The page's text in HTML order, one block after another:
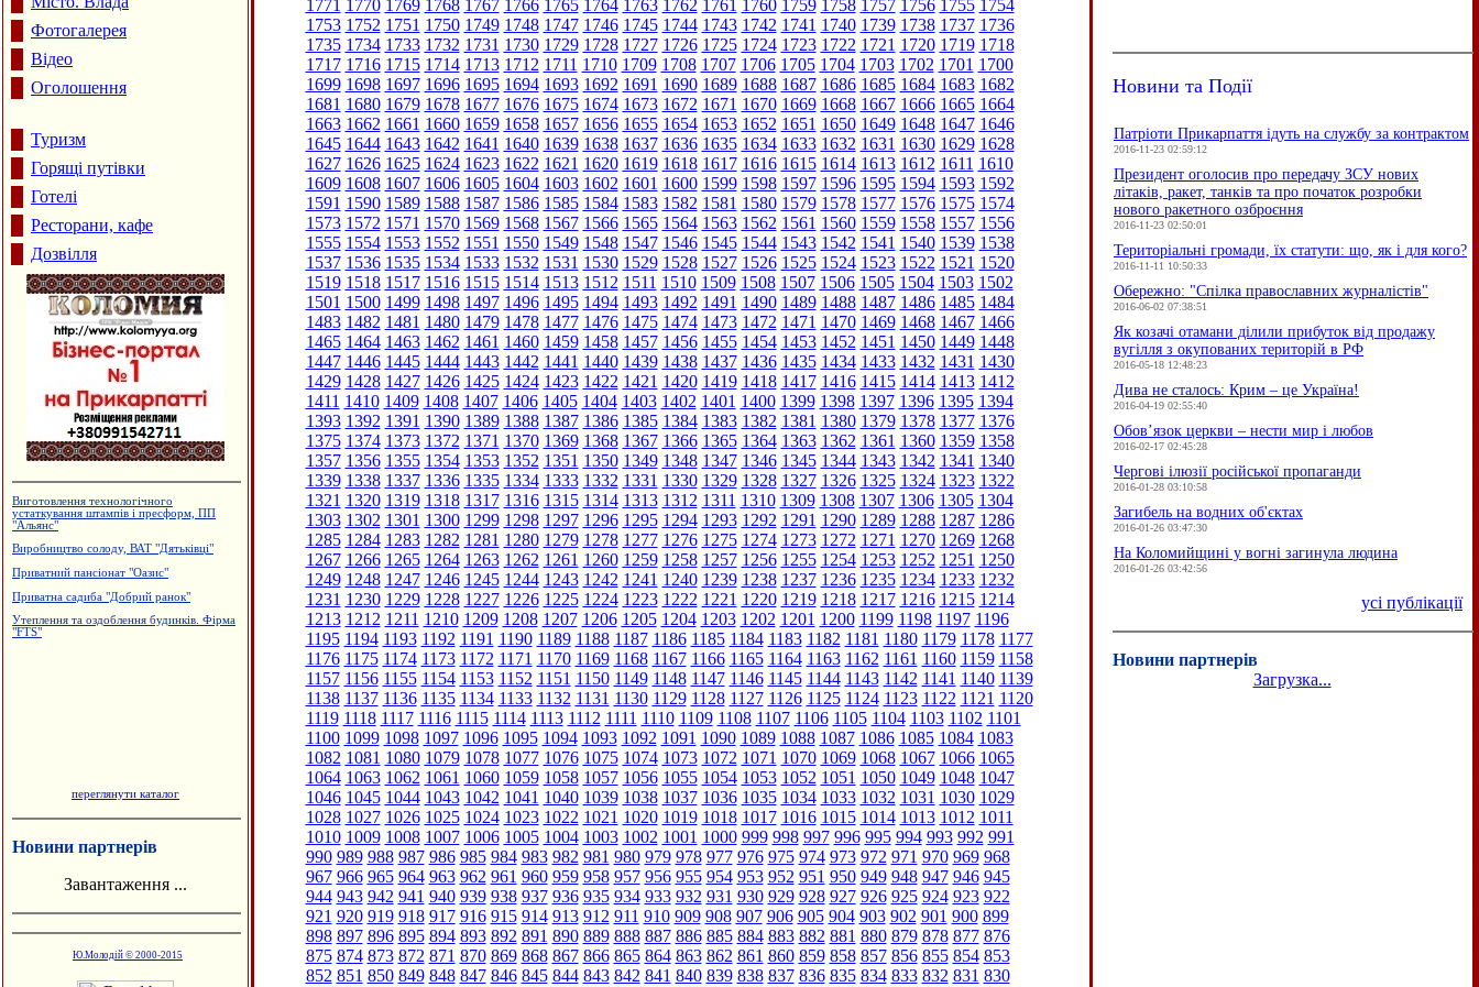
Фотогалерея
Відео
Оголошення
Туризм
Горящі путівки
Готелі
Ресторани, кафе
Дозвілля
Виготовлення технологічного
устаткування штампів і пресформ, ПП
"Альянс"
Виробництво солоду, ВАТ "Дятьківці"
Приватний пансіонат "Оазис"
Приватна садиба "Добрий ранок"
Утеплення та оздоблення будинків. Фірма
"FTS"
переглянути каталог
Новини партнерів
Завантаження ...
Ю.Молодій © 2000-2015
1771 1770 1769 1768 1767 1766 1765 1764 1763 1762 1761 1760 1759 1758 1757 1756 1755 1754
1753 1752 1751 1750 1749 1748 1747 1746 1745 1744 1743 1742 1741 1740 1739 1738 1737 1736
1735 1734 1733 1732 1731 1730 1729 1728 1727 1726 1725 1724 1723 1722 1721 1720 1719 1718
1717 1716 1715 1714 1713 1712 1711 1710 1709 1708 1707 1706 1705 1704 1703 1702 1701 1700
1699 1698 1697 1696 1695 1694 1693 1692 1691 1690 1689 1688 1687 1686 1685 1684 1683 1682
1681 1680 1679 1678 1677 1676 1675 1674 1673 1672 1671 1670 1669 1668 1667 1666 1665 1664
1663 1662 1661 1660 1659 1658 1657 1656 1655 1654 1653 1652 1651 1650 1649 1648 1647 1646
1645 1644 1643 1642 1641 1640 1639 1638 1637 1636 1635 1634 1633 1632 1631 1630 1629 1628
1627 1626 1625 1624 1623 1622 1621 1620 1619 1618 1617 1616 1615 1614 1613 1612 1611 1610
1609 1608 1607 1606 1605 1604 1603 1602 1601 1600 1599 1598 1597 1596 1595 1594 1593 1592
1591 1590 1589 1588 1587 1586 1585 1584 1583 1582 1581 1580 1579 1578 1577 1576 1575 1574
1573 1572 1571 1570 1569 1568 1567 1566 1565 1564 1563 1562 1561 1560 1559 1558 1557 1556
1555 1554 1553 1552 1551 1550 1549 1548 1547 1546 1545 1544 1543 1542 1541 1540 1539 1538
1537 1536 1535 1534 1533 1532 1531 1530 1529 1528 1527 1526 1525 1524 1523 1522 1521 1520
1519 1518 1517 1516 1515 1514 1513 1512 1511 1510 1509 1508 1507 1506 1505 1504 1503 1502
1501 1500 1499 1498 1497 1496 1495 1494 1493 1492 1491 1490 1489 1488 1487 1486 1485 1484
1483 1482 1481 1480 1479 1478 1477 1476 1475 1474 1473 1472 1471 1470 1469 1468 1467 1466
1465 1464 1463 1462 1461 1460 1459 1458 1457 1456 1455 1454 1453 1452 1451 1450 1449 1448
1447 1446 1445 1444 1443 1442 1441 1440 1439 1438 1437 1436 1435 1434 1433 1432 1431 1430
1429 1428 1427 1426 1425 1424 1423 1422 1421 1420 1419 1418 1417 1416 1415 1414 1413 1412
1411 1410 1409 1408 1407 1406 1405 1404 1403 1402 1401 1400 1399 1398 1397 1396 1395 1394
1393 1392 1391 1390 1389 1388 1387 1386 1385 1384 1383 1382 1381 1380 1379 1378 1377 1376
1375 1374 1373 1372 1371 1370 1369 1368 1367 1366 1365 1364 1363 1362 1361 1360 1359 1358
1357 1356 1355 1354 1353 1352 1351 1350 1349 1348 1347 1346 1345 1344 1343 1342 1341 1340
1339 1338 1337 1336 1335 1334 1333 1332 1331 1330 1329 1328 1327 1326 1325 1324 1323 1322
1321 1320 1319 1318 1317 1316 1315 1314 1313 1312 1311 1310 1309 1308 1307 1306 1305 1304
1303 1302 1301 1300 1299 1298 1297 1296 1295 1294 1293 1292 1291 1290 1289 1288 1287 1286
1285 1284 1283 1282 1281 1280 1279 1278 1277 1276 1275 1274 1273 1272 1271 1270 1269 1268
1267 1266 1265 1264 1263 1262 1261 1260 1259 1258 1257 1256 1255 1254 1253 1252 1251 1250
1249 1248 1247 1246 1245 1244 1243 1242 1241 1240 1239 1238 1237 1236 1235 1234 1233 1232
1231 1230 1229 1228 1227 1226 1225 1224 1223 1222 1221 1220 1219 1218 1217 1216 1215 1214
1213 1212 1211 1210 1209 1208 1207 1206 1205 1204 1203 1202 1201 1200 1199 1198 1197 1196
1195 1194 1193 1192 1191 1190 1189 1188 1187 1186 1185 1184 1183 1182 1181 1180 1179 1178 1177
1176 1175 1174 1173 1172 1171 1170 1169 1168 1167 1166 1165 1164 1163 1162 1161 1160 1159 1158
1157 1156 1155 1154 1153 1152 1151 1150 1149 1148 1147 1146 1145 1144 1143 1142 1141 1140 1139
1138 1137 1136 1135 1134 1133 1132 1131 1130 1129 1128 1127 1126 1125 1124 1123 1122 1121 1120
1119 1118 1117 1116 1115 1114 1113 1112 1111 1110 1109 1108 1107 1106 1105 1104 1103 1102 1101
1100 1099 1098 1097 1096 1095 1094 1093 1092 1091 1090 1089 1088 1087 1086 1085 1084 1083
1082 1081 1080 1079 1078 1077 1076 1075 1074 1073 1072 1071 1070 1069 1068 1067 1066 1065
1064 1063 1062 1061 1060 1059 1058 1057 1056 1055 1054 1053 1052 1051 1050 1049 1048 1047
1046 1045 1044 1043 1042 1041 1040 1039 1038 1037 1036 1035 1034 1033 1032 1031 1030 1029
1028 1027 1026 1025 1024 1023 1022 1021 1020 1019 1018 1017 1016 1015 1014 1013 1012 1011
1010 1009 1008 1007 1006 1005 1004 1003 1002 1001 1000 999 998 997 996 995 994 993 992 991
990 989 988 987 986 985 984 983 982 981 980 979 978 977 976 975 974 973 972 971 970 969 968
967 966 965 964 963 962 961 960 959 958 957 956 955 954 953 952 951 950 949 948 947 946 945
944 943 942 941 940 939 938 937 936 935 934 933 932 931 930 929 928 927 926 925 924 923 922
921 920 919 918 917 916 915 914 913 912 911 910 909 908 907 906 905 904 903 902 901 900 899
898 897 896 895 894 893 892 891 890 889 888 887 886 885 884 883 882 881 880 879 878 877 876
875 874 873 872 871 870 869 868 867 866 865 864 863 862 861 860 859 858 857 856 855 854 853
852 851 850 849 848 847 846 845 844 843 842 841 840 839 838 837 836 835 834 833 832 831 830
Новини та Події
Патріоти Прикарпаття ідуть на службу за контрактом
2016-11-23 02:59:12
Президент оголосив про передачу ЗСУ нових
літаків, ракет, танків та про початок розробки
нового ракетного озброєння
2016-11-23 02:50:01
Територіальні громади, їх статути: що, як і для кого?
2016-11-11 10:50:33
Обережно: "Спілка православних журналістів"
2016-06-02 07:38:51
Як козачі отамани ділили прибуток від продажу
вугілля з окупованих територій в РФ
2016-05-18 12:48:23
Дива не сталось: Крим – це Україна!
2016-04-19 02:55:40
Обов’язок церкви – нести мир і любов
2016-02-17 02:45:28
Чергові ілюзії російської пропаганди
2016-01-28 03:10:58
Загибель на водних об'єктах
2016-01-26 03:47:30
На Коломийщині у вогні загинула людина
2016-01-26 03:42:56
усі публікації
Новини партнерів
Загрузка...